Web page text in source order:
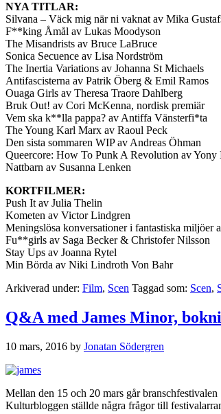
NYA TITLAR:
Silvana – Väck mig när ni vaknat av Mika
F**king Åmål av Lukas Moodyson
The Misandrists av Bruce LaBruce
Sonica Secuence av Lisa Nordström
The Inertia Variations av Johanna St Michaels
Antifascisterna av Patrik Öberg & Emil Ramos
Ouaga Girls av Theresa Traore Dahlberg
Bruk Out! av Cori McKenna, nordisk premiär
Vem ska k**lla pappa? av Antiffa Vänsterfi*ta
The Young Karl Marx av Raoul Peck
Den sista sommaren WIP av Andreas Öhman
Queercore: How To Punk A Revolution av Yony
Nattbarn av Susanna Lenken
KORTFILMER:
Push It av Julia Thelin
Kometen av Victor Lindgren
Meningslösa konversationer i fantastiska miljöer
Fu**girls av Saga Becker & Christofer Nilsson
Stay Ups av Joanna Rytel
Min Börda av Niki Lindroth Von Bahr
Arkiverad under: Film, Scen Taggad som: Scen,
Q&A med James Minor,
10 mars, 2016 by Jonatan Södergren
Mellan den 15 och 20 mars går
Kulturbloggen ställde några frågor till